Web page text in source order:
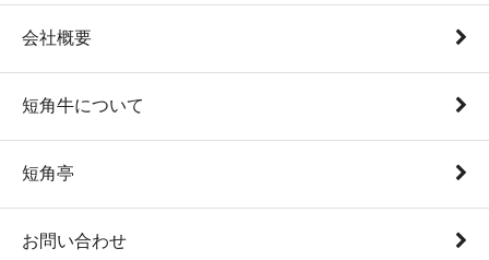
会社概要
短角牛について
短角亭
お問い合わせ